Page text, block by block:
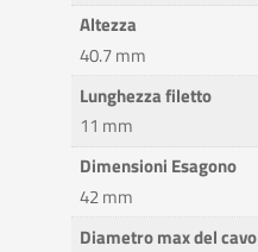
Altezza
40.7 mm
Lunghezza filetto
11 mm
Dimensioni Esagono
42 mm
Diametro max del cavo